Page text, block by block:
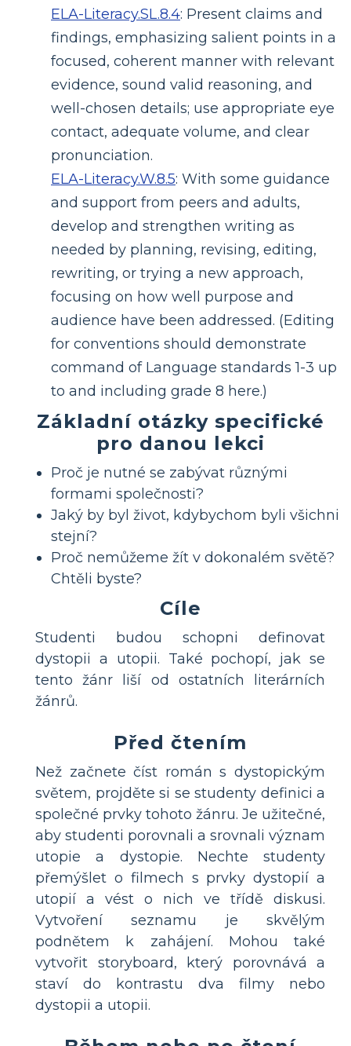
ELA-Literacy.SL.8.4: Present claims and
findings, emphasizing salient points in a
focused, coherent manner with relevant
evidence, sound valid reasoning, and
well-chosen details; use appropriate eye
contact, adequate volume, and clear
pronunciation.
ELA-Literacy.W.8.5: With some guidance
and support from peers and adults,
develop and strengthen writing as
needed by planning, revising, editing,
rewriting, or trying a new approach,
focusing on how well purpose and
audience have been addressed. (Editing
for conventions should demonstrate
command of Language standards 1-3 up
to and including grade 8 here.)
Základní otázky specifické
pro danou lekci
Proč je nutné se zabývat různými
formami společnosti?
Jaký by byl život, kdybychom byli všichni
stejní?
Proč nemůžeme žít v dokonalém světě?
Chtěli byste?
Cíle
Studenti budou schopni definovat
dystopii a utopii. Také pochopí, jak se
tento žánr liší od ostatních literárních
žánrů.
Před čtením
Než začnete číst román s dystopickým
světem, projděte si se studenty definici a
společné prvky tohoto žánru. Je užitečné,
aby studenti porovnali a srovnali význam
utopie a dystopie. Nechte studenty
přemýšlet o filmech s prvky dystopií a
utopií a vést o nich ve třídě diskusi.
Vytvoření seznamu je skvělým
podnětem k zahájení. Mohou také
vytvořit storyboard, který porovnává a
staví do kontrastu dva filmy nebo
dystopii a utopii.